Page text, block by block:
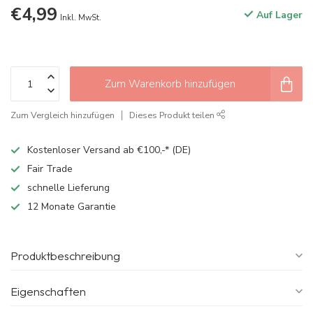
€4,99 Inkl. MwSt. Auf Lager
Zum Warenkorb hinzufügen
Zum Vergleich hinzufügen Dieses Produkt teilen
Kostenloser Versand ab €100,-* (DE)
Fair Trade
schnelle Lieferung
12 Monate Garantie
Produktbeschreibung
Eigenschaften